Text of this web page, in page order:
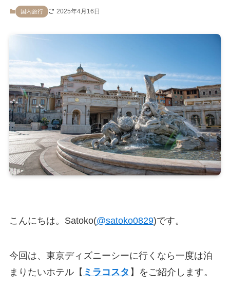
国内旅行 2025年4月16日
こんにちは。Satoko(@satoko0829)です。
今回は、東京ディズニーシーに行くなら一度は泊
まりたいホテル【 ミラコスタ 】をご紹介します。